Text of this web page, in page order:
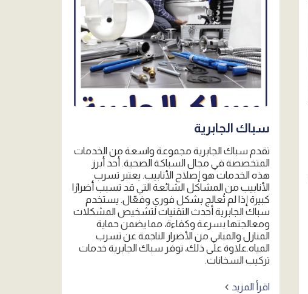
سباك الجابرية
تقدم سباك الجابرية مجموعة واسعة من الخدمات
المتخصصة في مجال السباكة الصحية. أحد أبرز
هذه الخدمات هو إصلاح الأنابيب. يعتبر تسرب
الأنابيب من المشاكل الشائعة التي قد تسبب أضرارًا
كبيرة إذا لم تُعالج بشكل فوري وفعّال. يستخدم
سباك الجابرية أحدث التقنيات لتشخيص المشكلات
ومعالجتها بسرعة وكفاءة، مما يضمن حماية
المنازل والمباني من الأضرار الناجمة عن تسرب
المياه.علاوة على ذلك، توفر سباك الجابرية خدمات
تركيب السخانات.
اقرأ المزيد